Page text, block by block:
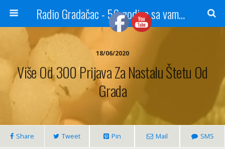
Radio Gradačac - 56 godina sa vama...
18/06/2020
Više Od 300 Prijava Za Nastalu Štetu Od
Grada
Share Tweet Pin Mail SMS